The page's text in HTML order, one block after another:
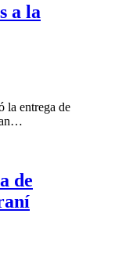
a la
la entrega de
de